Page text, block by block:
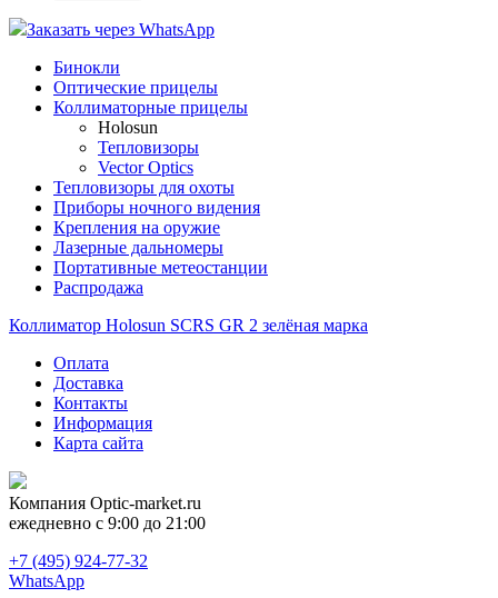
Заказать через WhatsApp
Бинокли
Оптические прицелы
Коллиматорные прицелы
Holosun
Тепловизоры
Vector Optics
Тепловизоры для охоты
Приборы ночного видения
Крепления на оружие
Лазерные дальномеры
Портативные метеостанции
Распродажа
Коллиматор Holosun SCRS GR 2 зелёная марка
Оплата
Доставка
Контакты
Информация
Карта сайта
Компания Optic-market.ru
ежедневно с 9:00 до 21:00
+7 (495) 924-77-32
WhatsApp